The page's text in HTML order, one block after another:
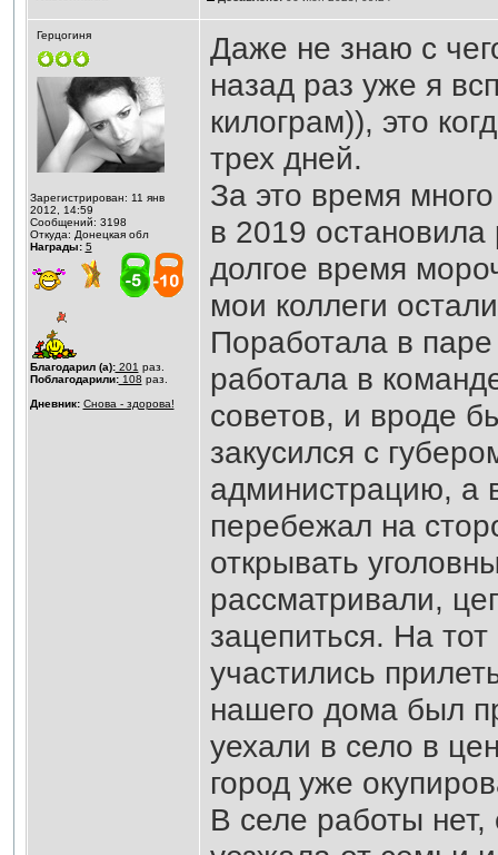
Герцогиня
Зарегистрирован: 11 янв
2012, 14:59
Сообщений: 3198
Откуда: Донецкая обл
Награды: 5
Благодарил (а):201 раз.
Поблагодарили:108 раз.
Дневник: Снова - здорова!
Даже не знаю с
назад раз уже я
килограм)), это
трех дней.
За это время
в 2019
долгое время
мои коллеги
Поработала в
работала в
советов, и вроде
закусился с
администрацию, а
перебежал на
открывать
рассматривали,
зацепиться. На
участились
нашего дома был
уехали в село в
город уже
В селе работы